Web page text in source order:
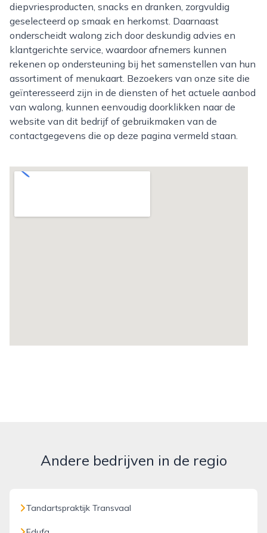
diepvriesproducten, snacks en dranken, zorgvuldig
geselecteerd op smaak en herkomst. Daarnaast
onderscheidt walong zich door deskundig advies en
klantgerichte service, waardoor afnemers kunnen
rekenen op ondersteuning bij het samenstellen van hun
assortiment of menukaart. Bezoekers van onze site die
geïnteresseerd zijn in de diensten of het actuele aanbod
van walong, kunnen eenvoudig doorklikken naar de
website van dit bedrijf of gebruikmaken van de
contactgegevens die op deze pagina vermeld staan.
Andere bedrijven in de regio
Tandartspraktijk Transvaal